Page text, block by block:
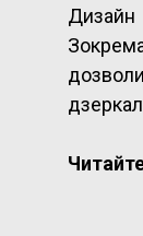
Дизайн